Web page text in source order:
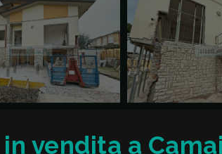
vendita a